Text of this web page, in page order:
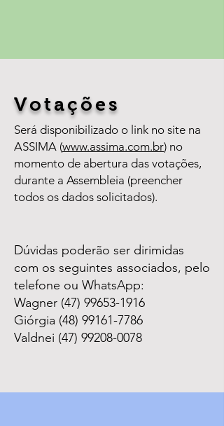
Votações
Será disponibilizado o link no site na
ASSIMA (www.assima.com.br) no
momento de abertura das votações,
durante a Assembleia (preencher
todos os dados solicitados).
Dúvidas poderão ser dirimidas
com os seguintes associados, pelo
telefone ou WhatsApp:
Wagner (47) 99653-1916
Giórgia (48) 99161-7786
Valdnei (47) 99208-0078